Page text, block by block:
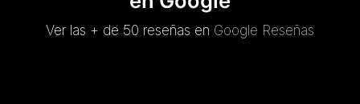
Ver las + de 50 reseñas en Google Reseñas